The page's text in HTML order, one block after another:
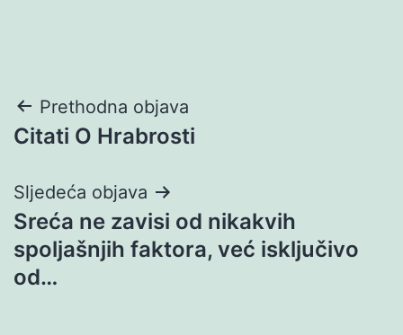
Navigacija
objava
Prethodna objava
Citati O Hrabrosti
Sljedeća objava
Sreća ne zavisi od nikakvih
spoljašnjih faktora, već isključivo
od…